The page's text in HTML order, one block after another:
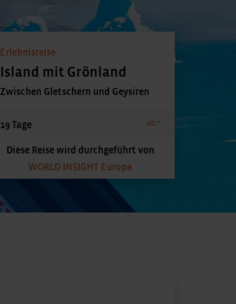
Erlebnisreise
Island mit Grönland
Zwischen Gletschern und Geysiren
19 Tage ab -
Diese Reise wird durchgeführt von
WORLD INSIGHT Europa